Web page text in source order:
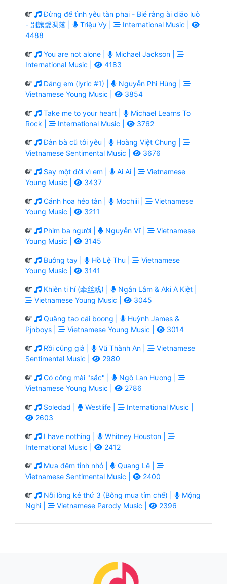
Đừng để tình yêu tàn phai - Bié ràng ài diāo luò
- 別讓愛凋落 |
Triệu Vy |
International Music |
4488
You are not alone |
Michael Jackson |
International Music |
4183
Dáng em (lyric #1) |
Nguyễn Phi Hùng |
Vietnamese Young Music |
3854
Take me to your heart |
Michael Learns To
Rock |
International Music | 3762
Đàn bà cũ tôi yêu |
Hoàng Việt Chung |
Vietnamese Sentimental Music |
3676
Say một đời vì em | Ai Ai |
Vietnamese
Young Music |
3437
Cánh hoa héo tàn | Mochiii |
Vietnamese
Young Music |
3211
Phim ba người | Nguyễn Vĩ |
Vietnamese
Young Music |
3145
Buông tay | Hồ Lệ Thu |
Vietnamese
Young Music |
3141
Khiên ti hí (牵丝戏) |
Ngân Lâm & Aki A Kiệt |
Vietnamese Young Music |
3045
Quăng tao cái boong |
Huỳnh James &
Pjnboys |
Vietnamese Young Music | 3014
Rồi cũng già | Vũ Thành An |
Vietnamese
Sentimental Music |
2980
Có công mài "sắc" |
Ngô Lan Hương |
Vietnamese Young Music |
2786
Soledad | Westlife |
International Music |
2603
I have nothing |
Whitney Houston |
International Music |
2412
Mưa đêm tỉnh nhỏ |
Quang Lê |
Vietnamese Sentimental Music |
2400
Nỗi lòng kẻ thứ 3 (Bông mua tím chế) |
Mộng
Nghi |
Vietnamese Parody Music | 2396